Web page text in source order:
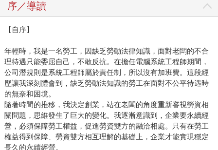
序／導讀
【自序】
年輕時，我是一名勞工，因缺乏勞動法律知識，面對老闆的不合
理待遇只能委屈自己，不敢反抗。在擔任電腦系統工程師期間，
公司潛規則是系統工程師屬於責任制，所以沒有加班費。這段經
歷讓我深刻體會到，缺乏勞動法知識的勞工在面對不公平待遇時
的無奈和困境。
隨著時間的推移，我決定創業，站在老闆的角度重新審視勞資相
關問題，思維發生了巨大的變化。我逐漸意識到，企業要永續經
營，必須保障勞工權益，促進勞資雙方的融洽相處。只有在勞工
權益得到保障、勞資雙方相互理解的基礎上，企業才能實現穩定
長久的永續經營。